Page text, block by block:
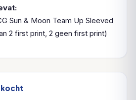
Sun & Moon Team Up Sleeved
2 first print, 2 geen first print)